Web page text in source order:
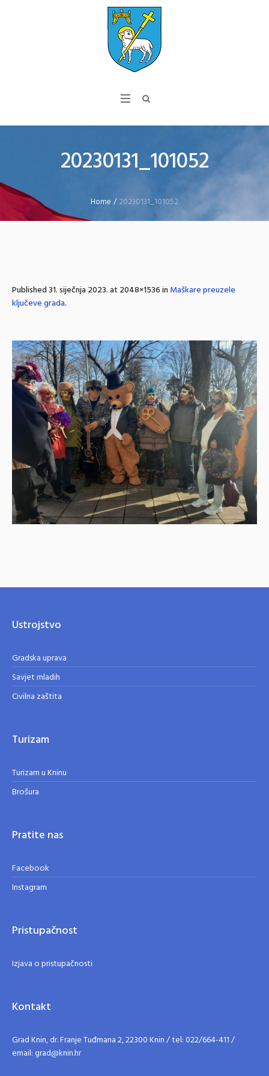
20230131_101052
Home /20230131_101052
Published31. siječnja 2023.at 2048×1536 inMaškare preuzele
ključeve grada.
Ustrojstvo
Gradska uprava
Savjet mladih
Civilna zaštita
Turizam
Turizam u Kninu
Brošura
Pratite nas
Facebook
Instagram
Pristupačnost
Izjava o pristupačnosti
Kontakt
Grad Knin, dr. Franje Tuđmana 2, 22300 Knin / tel: 022/664-411 /
email: grad@knin.hr